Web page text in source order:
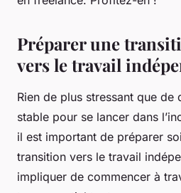
Préparer une
vers le travail
Rien de plus stressant que de
stable pour se lancer dans
il est important de préparer
transition vers le travail
impliquer de commencer à